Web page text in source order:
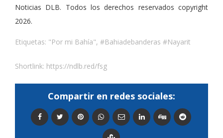
Noticias DLB. Todos los derechos reservados copyright
2026.
Etiquetas: "Por mi Bahía", #Bahiadebanderas #Nayarit
Shortlink: https://ndlb.red/fsg
Compartir en redes sociales: